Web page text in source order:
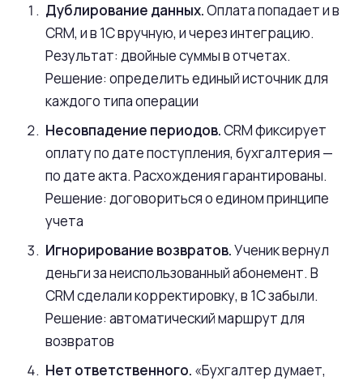
Дублирование данных.Оплата попадает и в
CRM, и в 1С вручную, и через интеграцию.
Результат: двойные суммы в отчетах.
Решение: определить единый источник для
каждого типа операции
Несовпадение периодов.CRM фиксирует
оплату по дате поступления, бухгалтерия —
по дате акта. Расхождения гарантированы.
Решение: договориться о едином принципе
учета
Игнорирование возвратов.Ученик вернул
деньги за неиспользованный абонемент. В
CRM сделали корректировку, в 1С забыли.
Решение: автоматический маршрут для
возвратов
Нет ответственного. «Бухгалтер думает,